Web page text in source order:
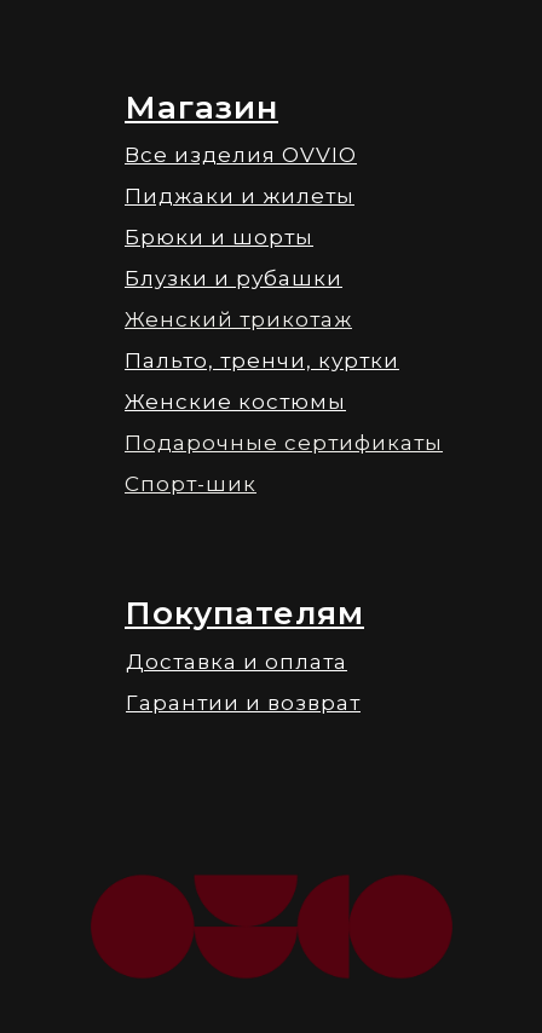
Доставка и оплата
Гарантии и возврат
Покупателям
Все изделия OVVIO
Пиджаки и жилеты
Брюки и шорты
Блузки и рубашки
Женский трикотаж
Пальто, тренчи, куртки
Женские костюмы
Подарочные сертификаты
Спорт-шик
Магазин